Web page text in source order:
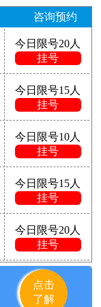
咨询预约
今日限号20人
挂号
今日限号15人
挂号
今日限号10人
挂号
今日限号15人
挂号
今日限号20人
挂号
点击
了解